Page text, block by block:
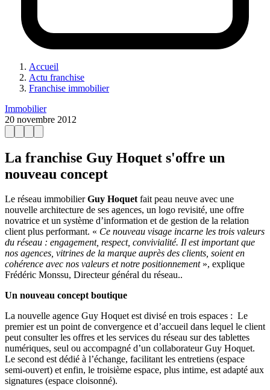
Accueil
Actu franchise
Franchise immobilier
Immobilier
20 novembre 2012
La franchise Guy Hoquet s'offre un
nouveau concept
Le réseau immobilierGuy Hoquetfait peau neuve avec une
nouvelle architecture de ses agences, un logo revisité, une offre
novatrice et un système d’information et de gestion de la relation
client plus performant. « Ce nouveau visage incarne les trois valeurs
du réseau : engagement, respect, convivialité. Il est important que
nos agences, vitrines de la marque auprès des clients, soient en
cohérence avec nos valeurs et notre positionnement», explique
Frédéric Monssu, Directeur général du réseau..
Un nouveau concept boutique
La nouvelle agence Guy Hoquet est divisé en trois espaces : Le
premier est un point de convergence et d’accueil dans lequel le client
peut consulter les offres et les services du réseau sur des tablettes
numériques, seul ou accompagné d’un collaborateur Guy Hoquet.
Le second est dédié à l’échange, facilitant les entretiens (espace
semi-ouvert) et enfin, le troisième espace, plus intime, est adapté aux
signatures (espace cloisonné).